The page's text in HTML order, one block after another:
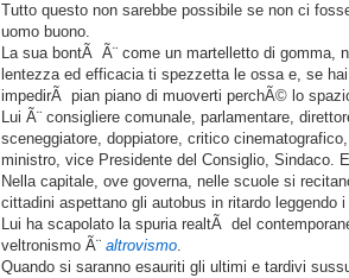
Tutto questo non sarebbe possibile se non ci
uomo buono.
La sua bontÃ Ã¨ come un martelletto di gomma,
lentezza ed efficacia ti spezzetta le ossa e, se
impedirÃ pian piano di muoverti perchÃ© lo
Lui Ã¨ consigliere comunale, parlamentare,
sceneggiatore, doppiatore, critico
ministro, vice Presidente del Consiglio, Sindaco.
Nella capitale, ove governa, nelle scuole si
cittadini aspettano gli autobus in ritardo leggendo
Lui ha scapolato la spuria realtÃ del
veltronismo Ã¨ altrovismo.
Quando si saranno esauriti gli ultimi e tardivi